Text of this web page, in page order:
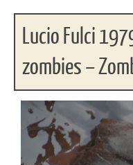
Lucio Fulci
zombies –